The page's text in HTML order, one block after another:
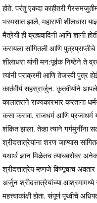
होते. परंतु एकदा काहीतरी
भस्मसात झाले, महाराणी शीलधारा
मैत्रेयी ही ब्रह्मवादिनी आणि ज्ञानी
करायला सांगितली आणि
शीलाधरा यांनी मन:पूर्वक निष्ठेने ते
त्यांनी पराक्रमी आणि तेजस्वी पुत्र
कार्तवीर्य सहस्रार्जुन. कृतवीर्याने
कालांतराने राज्यकारभार करताना
कसा करावा, राजधर्म आणि प्रजाधर्म
शंकित झाला. तेव्हा त्याने गर्गमुनींना
श्रीदत्तात्रेयांना शरण जाण्यास
यथार्थ ज्ञान मिळेतच त्याचबरोबर
श्रीदत्तात्रेय म्हणजे विष्णूचाच
अर्जुन श्रीदत्तात्रेयांच्या
महत्त्वाकांक्षी होता. संपूर्ण पृथ्वीचे